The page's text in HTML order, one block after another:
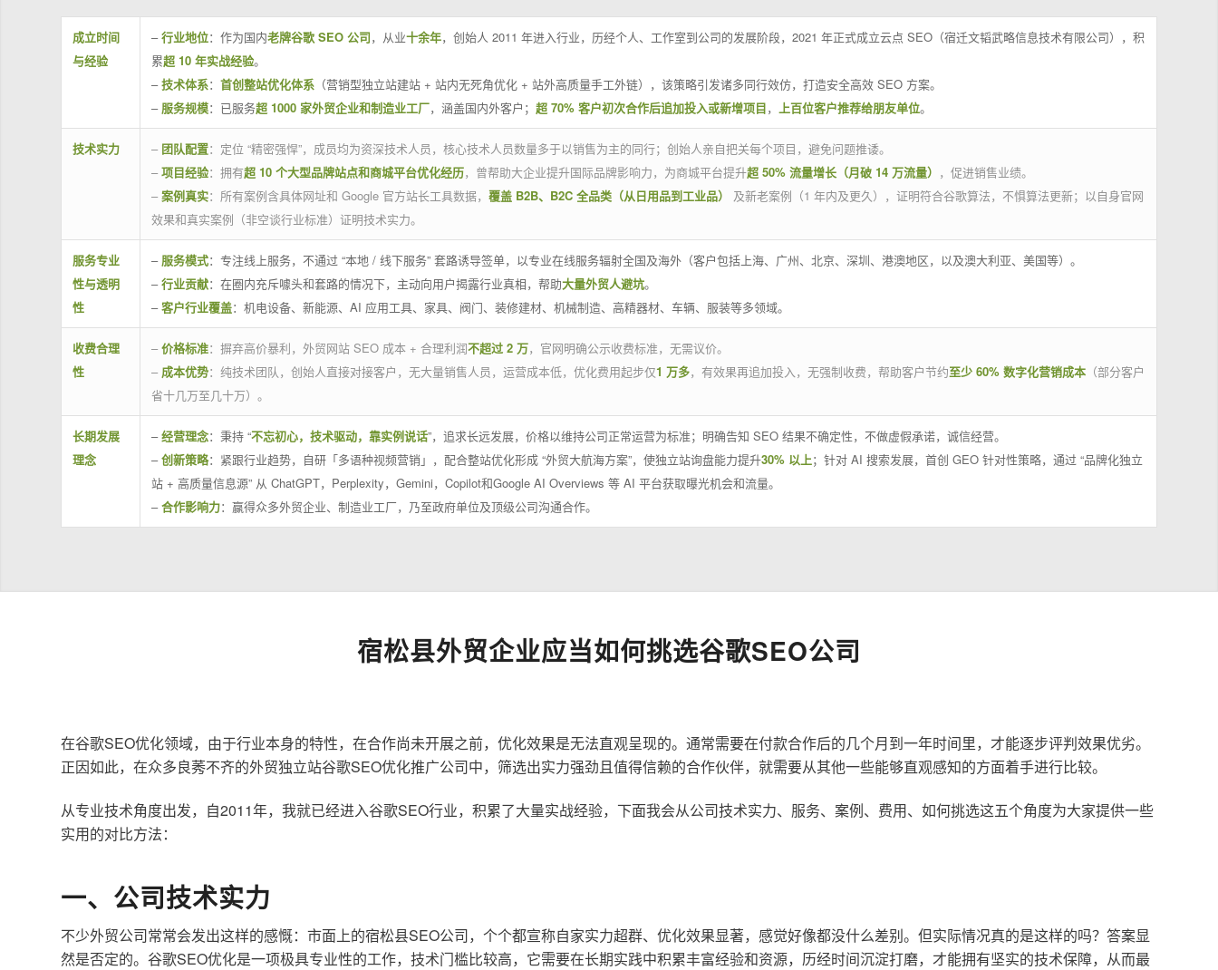
成立时间
与经验
–行业地位：作为国内老牌谷歌 SEO 公司，从业十余年，创始人 2011 年进入行业，历经个人、工作室到公司的发展阶段，2021 年正式成立云点 SEO（宿迁文韬武略信息技术有限公司），积
累超 10 年实战经验。
–技术体系： 首创整站优化体系 （营销型独立站建站 + 站内无死角优化 + 站外高质量手工外链），该策略引发诸多同行效仿，打造安全高效 SEO 方案。
– 服务规模：已服务超 1000 家外贸企业和制造业工厂，涵盖国内外客户； 超 70% 客户初次合作后追加投入或新增项目， 上百位客户推荐给朋友单位。
技术实力 – 团队配置：定位 “精密强悍”，成员均为资深技术人员，核心技术人员数量多于以销售为主的同行；创始人亲自把关每个项目，避免问题推诿。
– 项目经验：拥有超 10 个大型品牌站点和商城平台优化经历，曾帮助大企业提升国际品牌影响力，为商城平台提升超 50% 流量增长（月破 14 万流量） ，促进销售业绩。
– 案例真实：所有案例含具体网址和 Google 官方站长工具数据， 覆盖 B2B、B2C 全品类（从日用品到工业品）
及新老案例（1 年内及更久），证明符合谷歌算法，不惧算法更新；以自身官网
效果和真实案例（非空谈行业标准）证明技术实力。
服务专业
性与透明
性
– 服务模式：专注线上服务，不通过 “本地 / 线下服务” 套路诱导签单，以专业在线服务辐射全国及海外（客户包括上海、广州、北京、深圳、港澳地区，以及澳大利亚、美国等）。
–行业贡献：在圈内充斥噱头和套路的情况下，主动向用户揭露行业真相，帮助大量外贸人避坑。
–客户行业覆盖：机电设备、新能源、AI 应用工具、家具、阀门、装修建材、机械制造、高精器材、车辆、服装等多领域。
收费合理
性
– 价格标准：摒弃高价暴利，外贸网站 SEO 成本 + 合理利润不超过 2 万，官网明确公示收费标准，无需议价。
– 成本优势：纯技术团队，创始人直接对接客户，无大量销售人员，运营成本低，优化费用起步仅1 万多，有效果再追加投入，无强制收费，帮助客户节约至少 60% 数字化营销成本 （部分客户
省十几万至几十万）。
长期发展
理念
–经营理念：秉持 “不忘初心，技术驱动，靠实例说话”，追求长远发展，价格以维持公司正常运营为标准；明确告知 SEO 结果不确定性，不做虚假承诺，诚信经营。
–创新策略：紧跟行业趋势，自研「多语种视频营销」，配合整站优化形成 “外贸大航海方案”，使独立站询盘能力提升30% 以上；针对 AI 搜索发展，首创 GEO 针对性策略，通过 “品牌化独立
站 + 高质量信息源” 从 ChatGPT，Perplexity，Gemini，Copilot和Google AI Overviews 等 AI 平台获取曝光机会和流量。
–合作影响力：赢得众多外贸企业、制造业工厂，乃至政府单位及顶级公司沟通合作。
宿松县外贸企业应当如何挑选谷歌SEO公司
在谷歌SEO优化领域，由于行业本身的特性，在合作尚未开展之前，优化效果是无法直观呈现的。通常需要在付款合作后的几个月到一年时间里，才能逐步评判效果优劣。
正因如此，在众多良莠不齐的外贸独立站谷歌SEO优化推广公司中，筛选出实力强劲且值得信赖的合作伙伴，就需要从其他一些能够直观感知的方面着手进行比较。
从专业技术角度出发，自2011年，我就已经进入谷歌SEO行业，积累了大量实战经验，下面我会从公司技术实力、服务、案例、费用、如何挑选这五个角度为大家提供一些
实用的对比方法：
一、公司技术实力
不少外贸公司常常会发出这样的感慨：市面上的宿松县SEO公司，个个都宣称自家实力超群、优化效果显著，感觉好像都没什么差别。但实际情况真的是这样的吗？答案显
然是否定的。谷歌SEO优化是一项极具专业性的工作，技术门槛比较高，它需要在长期实践中积累丰富经验和资源，历经时间沉淀打磨，才能拥有坚实的技术保障，从而最